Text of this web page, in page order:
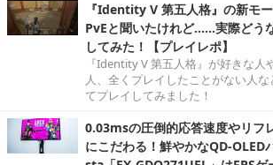
『Identity V 第五人格』の新モ
PvEと聞いたけれど……実際どう
してみた！【プレイレポ】
『Identity V 第五人格』が好きな人
人、全くプレイしたことがない人
てプレイしてみました！
0.03msの圧倒的応答速度やリフ
にこだわる！鮮やかなQD-OLED